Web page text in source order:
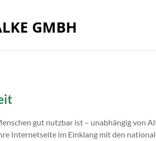
gut nutzbar ist – unabhängig von
Internetseite im Einklang mit den